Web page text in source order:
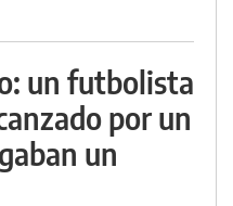
un futbolista
por un
un